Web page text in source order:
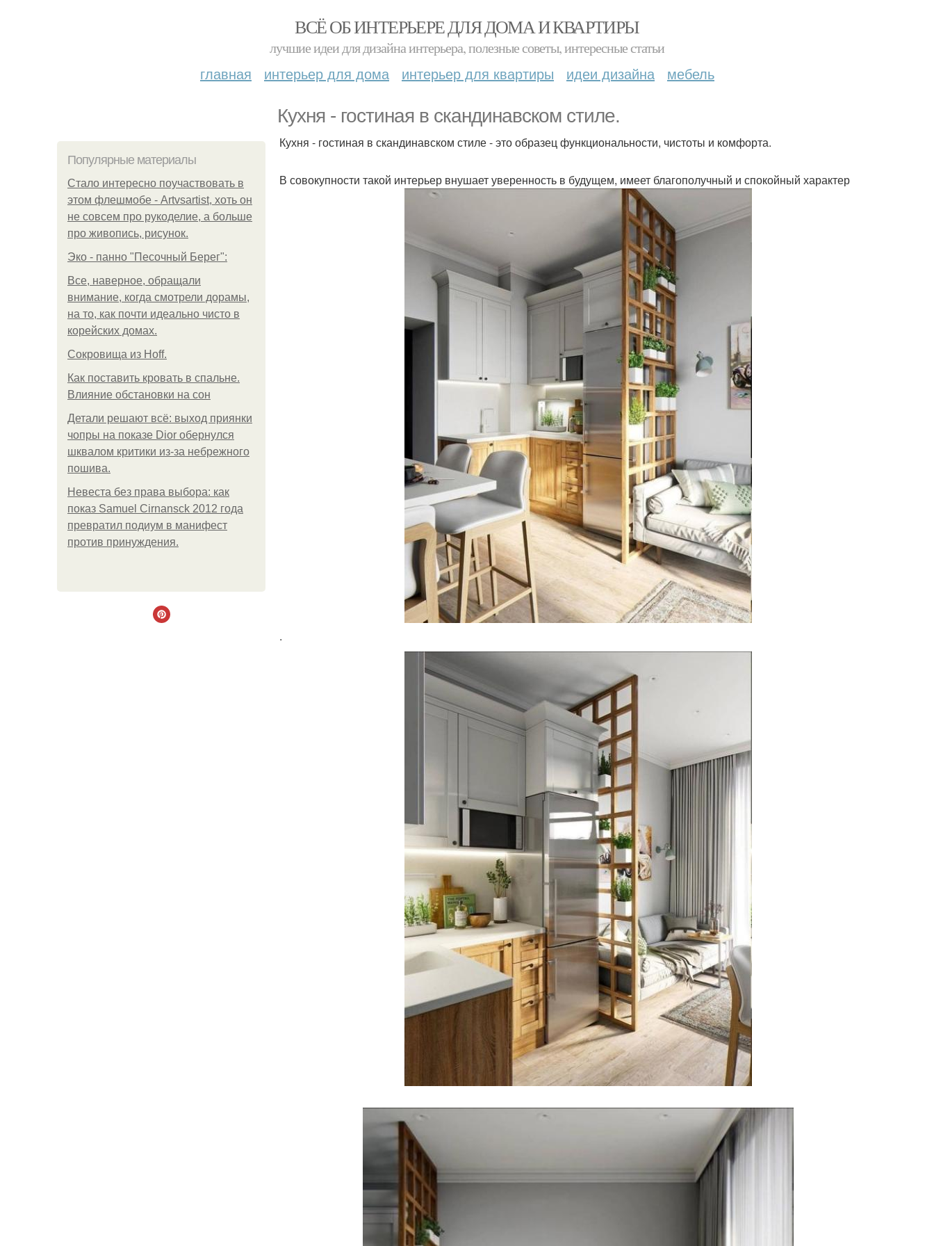
ВСЁ ОБ ИНТЕРЬЕРЕ ДЛЯ ДОМА И КВАРТИРЫ
лучшие идеи для дизайна интерьера, полезные советы, интересные статьи
главная интерьер для дома интерьер для квартиры идеи дизайна мебель
Кухня - гостиная в скандинавском стиле.
Популярные материалы
Стало интересно поучаствовать в
этом флешмобе - Artvsartist, хоть он
не совсем про рукоделие, а больше
про живопись, рисунок.
Эко - панно "Песочный Берег":
Все, наверное, обращали
внимание, когда смотрели дорамы,
на то, как почти идеально чисто в
корейских домах.
Сокровища из Hoff.
Как поставить кровать в спальне.
Влияние обстановки на сон
Детали решают всё: выход приянки
чопры на показе Dior обернулся
шквалом критики из-за небрежного
пошива.
Невеста без права выбора: как
показ Samuel Cirnansck 2012 года
превратил подиум в манифест
против принуждения.
Кухня - гостиная в скандинавском стиле - это образец функциональности, чистоты и комфорта.
В совокупности такой интерьер внушает уверенность в будущем, имеет благополучный и спокойный характер
.